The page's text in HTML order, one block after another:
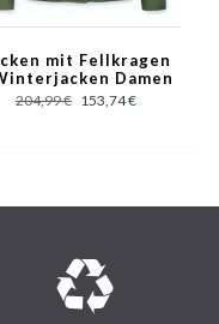
und daher hat jedes
mit Fellkragen
Damen
Kurz - Grün
204,99 € 153,74 €